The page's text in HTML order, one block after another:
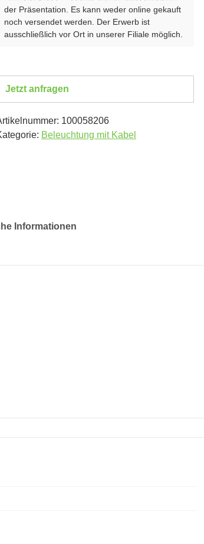
der Präsentation. Es kann weder online gekauft
noch versendet werden. Der Erwerb ist
ausschließlich vor Ort in unserer Filiale möglich.
Jetzt anfragen
100058206
Beleuchtung mit Kabel
Informationen